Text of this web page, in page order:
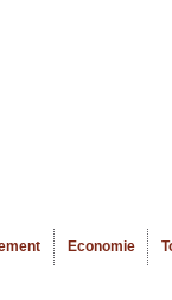
Economie